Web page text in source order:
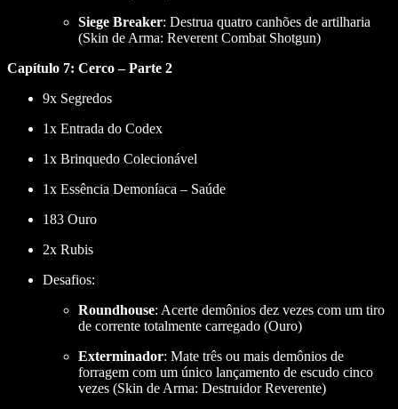
Siege Breaker: Destrua quatro canhões de artilharia
(Skin de Arma: Reverent Combat Shotgun)
Capítulo 7: Cerco – Parte 2
9x Segredos
1x Entrada do Codex
1x Brinquedo Colecionável
1x Essência Demoníaca – Saúde
183 Ouro
2x Rubis
Desafios:
Roundhouse: Acerte demônios dez vezes com um tiro
de corrente totalmente carregado (Ouro)
Exterminador: Mate três ou mais demônios de
forragem com um único lançamento de escudo cinco
vezes (Skin de Arma: Destruidor Reverente)